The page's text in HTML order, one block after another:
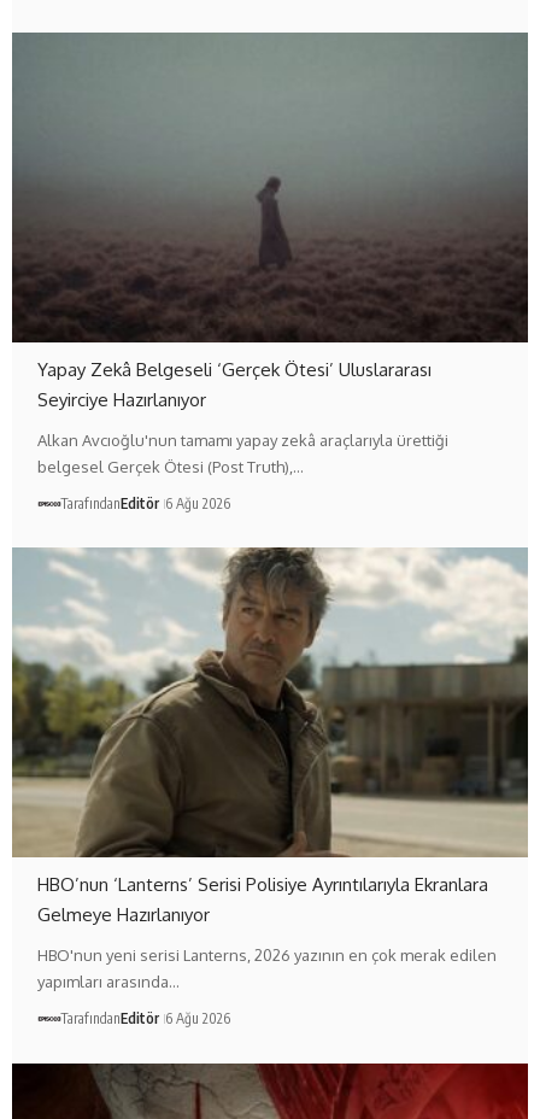
Yapay Zekâ Belgeseli ‘Gerçek Ötesi’ Uluslararası
Seyirciye Hazırlanıyor
Alkan Avcıoğlu'nun tamamı yapay zekâ araçlarıyla ürettiği
belgesel Gerçek Ötesi (Post Truth),…
TarafındanEditör 6 Ağu 2026
HBO’nun ‘Lanterns’ Serisi Polisiye Ayrıntılarıyla Ekranlara
Gelmeye Hazırlanıyor
HBO'nun yeni serisi Lanterns, 2026 yazının en çok merak edilen
yapımları arasında…
TarafındanEditör 6 Ağu 2026